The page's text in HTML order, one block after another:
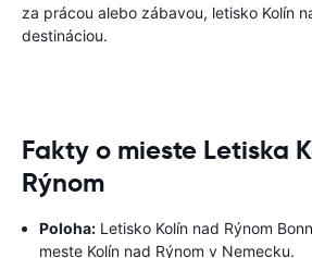
za prácou alebo zábavou, letisko Kolín
destináciou.
Fakty o mieste Letiska
Rýnom
Poloha: Letisko Kolín nad Rýnom
meste Kolín nad Rýnom v Nemecku.